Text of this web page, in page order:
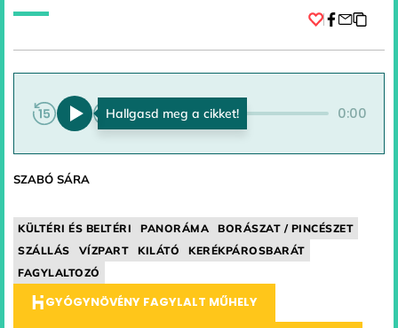
0:00 0:00
SZABÓ SÁRA
KÜLTÉRI ÉS BELTÉRI PANORÁMA
BORÁSZAT / PINCÉSZET
SZÁLLÁS
VÍZPART KILÁTÓ
KERÉKPÁROSBARÁT
FAGYLALTOZÓ
GYÓGYNÖVÉNY FAGYLALT MŰHELY